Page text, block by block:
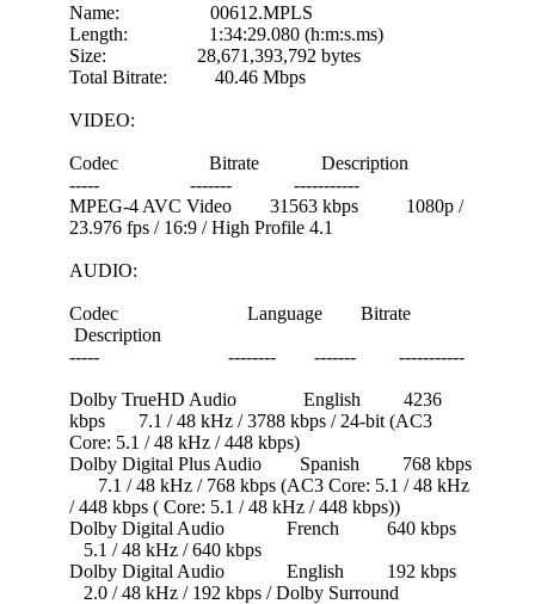
Name: 00612.MPLS
Length: 1:34:29.080 (h:m:s.ms)
Size: 28,671,393,792 bytes
Total Bitrate: 40.46 Mbps
VIDEO:
Codec Bitrate Description
----- ------- -----------
MPEG-4 AVC Video 31563 kbps 1080p /
23.976 fps / 16:9 / High Profile 4.1
AUDIO:
Codec Language Bitrate
Description
----- -------- ------- -----------
Dolby TrueHD Audio English 4236
kbps 7.1 / 48 kHz / 3788 kbps / 24-bit (AC3
Core: 5.1 / 48 kHz / 448 kbps)
Dolby Digital Plus Audio Spanish 768 kbps
7.1 / 48 kHz / 768 kbps (AC3 Core: 5.1 / 48 kHz
/ 448 kbps ( Core: 5.1 / 48 kHz / 448 kbps))
Dolby Digital Audio French 640 kbps
5.1 / 48 kHz / 640 kbps
Dolby Digital Audio English 192 kbps
2.0 / 48 kHz / 192 kbps / Dolby Surround